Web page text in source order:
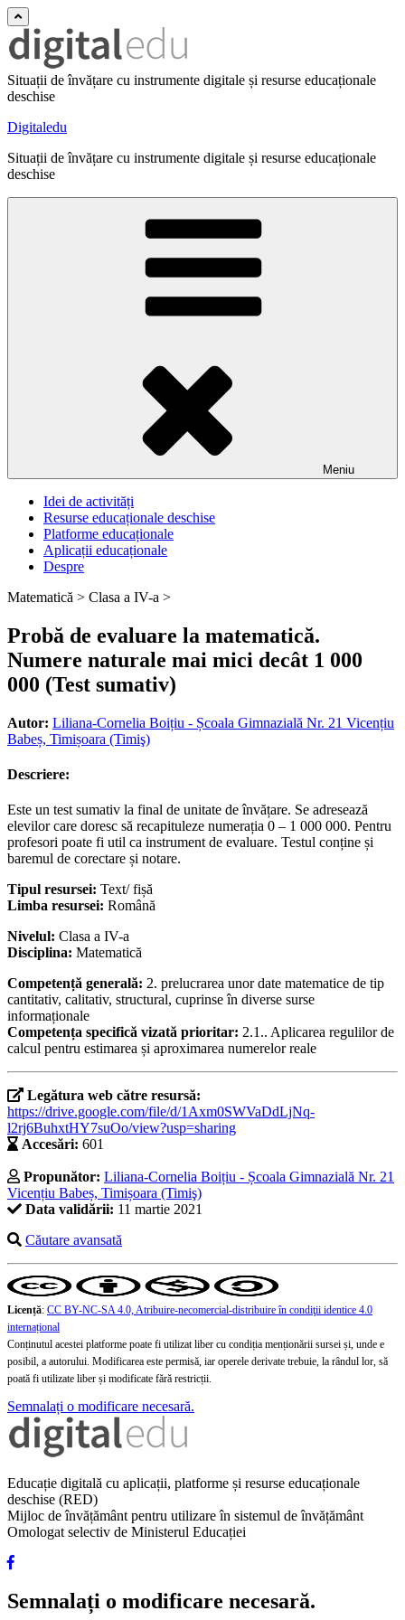
Situații de învățare cu instrumente digitale și resurse educaționale
deschise
Digitaledu
Situații de învățare cu instrumente digitale și resurse educaționale
deschise
Meniu
Idei de activități
Resurse educaționale deschise
Platforme educaționale
Aplicații educaționale
Despre
Matematică > Clasa a IV-a >
Probă de evaluare la matematică.
Numere naturale mai mici decât 1 000
000 (Test sumativ)
Autor: Liliana-Cornelia Boițiu - Școala Gimnazială Nr. 21 Vicențiu
Babeș, Timișoara (Timiş)
Descriere:
Este un test sumativ la final de unitate de învățare. Se adresează
elevilor care doresc să recapituleze numerația 0 – 1 000 000. Pentru
profesori poate fi util ca instrument de evaluare. Testul conține și
baremul de corectare și notare.
Tipul resursei: Text/ fișă
Limba resursei: Română
Nivelul: Clasa a IV-a
Disciplina: Matematică
Competență generală: 2. prelucrarea unor date matematice de tip
cantitativ, calitativ, structural, cuprinse în diverse surse
informaționale
Competența specifică vizată prioritar: 2.1.. Aplicarea regulilor de
calcul pentru estimarea și aproximarea numerelor reale
Legătura web către resursă:
https://drive.google.com/file/d/1Axm0SWVaDdLjNq-
l2rj6BuhxtHY7suOo/view?usp=sharing
Accesări: 601
Propunător: Liliana-Cornelia Boițiu - Școala Gimnazială Nr. 21
Vicențiu Babeș, Timișoara (Timiş)
Data validării: 11 martie 2021
Căutare avansată
Licență: CC BY-NC-SA 4.0, Atribuire-necomercial-distribuire în condiţii identice 4.0
internațional
Conținutul acestei platforme poate fi utilizat liber cu condiția menționării sursei și, unde e
posibil, a autorului. Modificarea este permisă, iar operele derivate trebuie, la rândul lor, să
poată fi utilizate liber și modificate fără restricții.
Semnalați o modificare necesară.
Educație digitală cu aplicații, platforme și resurse educaționale
deschise (RED)
Mijloc de învățământ pentru utilizare în sistemul de învățământ
Omologat selectiv de Ministerul Educației
Semnalați o modificare necesară.